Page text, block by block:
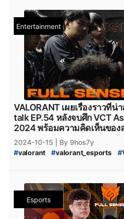
VALORANT_Episode_9_ACT_II
#VALORANT_Split_3
fullsense_valorant # fullsense
FULLSENSE #
FULL_SENSE_PTC #
# foxz_valorant #foxz #
#ptc #PTC #MiTH #mith #
#mith.valorant # xerxia #
#Team-NKT #team_nkt_valorant
#team_nkt valorant_nkt
Entertainment
VALORANT เผยเรื่องราวที่น่
talk EP.54 หลังจบศึก VCT
2024 พร้อมความคิดเห็นของ
เกม
2024-10-15
| By 9hos7y
#valorant #valorant_esports #
FULL_SENSE_RoV #
fullsense_valorant
full_sense
FS_TALK #FULL_SENSE_Drama
Esports